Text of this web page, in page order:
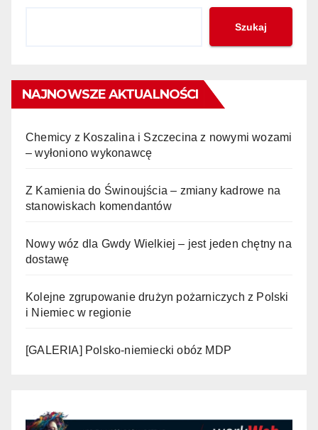
Szukaj
NAJNOWSZE AKTUALNOŚCI
Chemicy z Koszalina i Szczecina z nowymi wozami
– wyłoniono wykonawcę
Z Kamienia do Świnoujścia – zmiany kadrowe na
stanowiskach komendantów
Nowy wóz dla Gwdy Wielkiej – jest jeden chętny na
dostawę
Kolejne zgrupowanie drużyn pożarniczych z Polski
i Niemiec w regionie
[GALERIA] Polsko-niemiecki obóz MDP